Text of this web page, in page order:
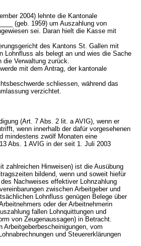
2004) lehnte die Kantonale
(geb. 1959) um Auszahlung von
sei. Daran hielt die Kasse mit
des Kantons St. Gallen mit
Lohnfluss als belegt an und wies die Sache
die Verwaltung zurück.
mit dem Antrag, der kantonale
schliessen, während das
verzichtet.
(Art. 7 Abs. 2 lit. a AVIG), wenn er
wenn innerhalb der dafür vorgesehenen
mindestens zwölf Monaten eine
Abs. 1 AVIG in der seit 1. Juli 2003
zahlreichen Hinweisen) ist die Ausübung
bildend, wenn und soweit hiefür
Nachweises effektiver Lohnzahlung
zwischen Arbeitgeber und
Lohnfluss genügen Belege über
oder der Arbeitnehmerin
fallen Lohnquittungen und
von Zeugenaussagen) in Betracht.
Arbeitgeberbescheinigungen, vom
und Steuererklärungen